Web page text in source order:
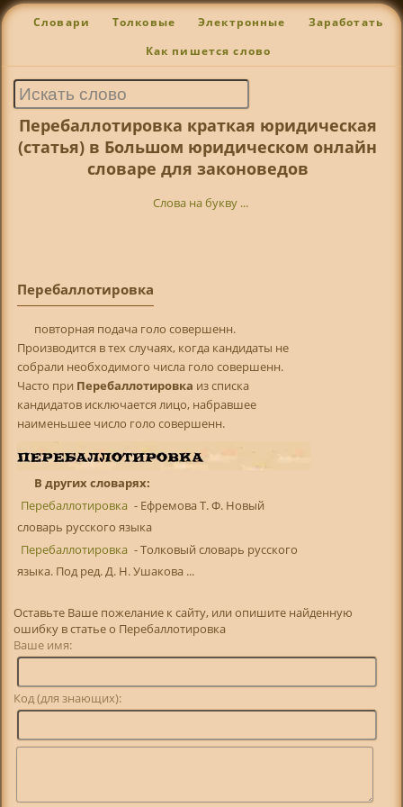
Словари Толковые Электронные Заработать
Как пишется слово
Перебаллотировка краткая юридическая
(статья) в Большом юридическом онлайн
словаре для законоведов
Слова на букву ...
Перебаллотировка
повторная подача голо совершенн.
Производится в тех случаях, когда кандидаты не
собрали необходимого числа голо совершенн.
Часто при Перебаллотировка из списка
кандидатов исключается лицо, набравшее
наименьшее число голо совершенн.
В других словарях:
Перебаллотировка - Ефремова Т. Ф. Новый
словарь русского языка
Перебаллотировка - Толковый словарь русского
языка. Под ред. Д. Н. Ушакова ...
Оставьте Ваше пожелание к сайту, или опишите найденную
ошибку в статье о Перебаллотировка
Ваше имя:
Код (для знающих):